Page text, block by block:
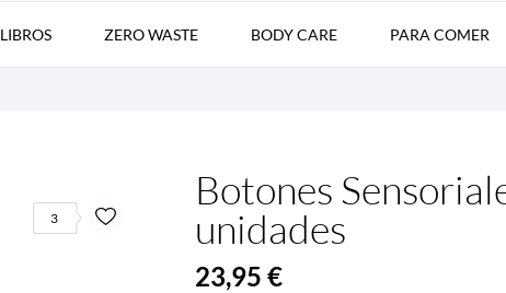
LIBROS ZERO WASTE BODY CARE PARA COMER
3
Botones
unidades
23,95 €